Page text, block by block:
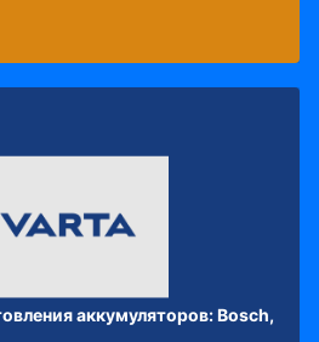
аккумуляторов: Bosch,